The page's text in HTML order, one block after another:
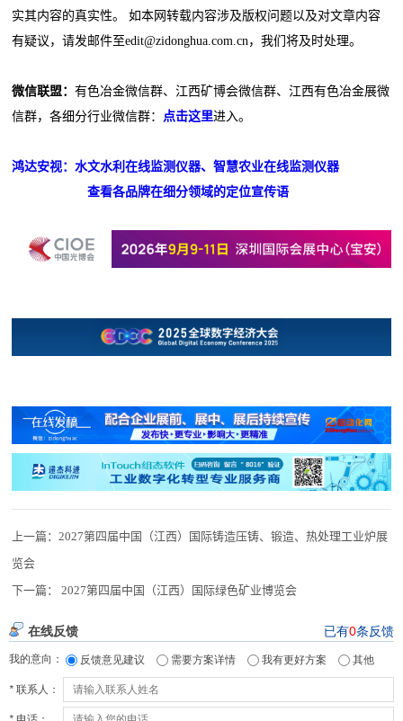
实其内容的真实性。 如本网转载内容涉及版权问题以及对文章内容
有疑议，请发邮件至edit@zidonghua.com.cn，我们将及时处理。
微信联盟：有色冶金微信群、江西矿博会微信群、江西有色冶金展微
信群，各细分行业微信群：
点击这里进入。
鸿达安视：水文水利在线监测仪器、智慧农业在线监测仪器
查看各品牌在细分领域的定位宣传语
上一篇：2027第四届中国（江西）国际铸造压铸、锻造、热处理工业炉展
览会
下一篇：
2027第四届中国（江西）国际绿色矿业博览会